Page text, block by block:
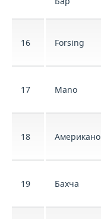
16 Forsing
17 Mano
18 Американо
19 Бахча